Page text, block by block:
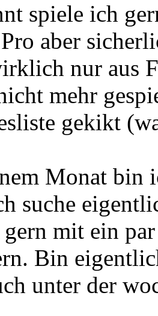
spiele ich
aber
nur aus
mehr
gekikt
Monat bin
suche
mit ein
Bin
unter der